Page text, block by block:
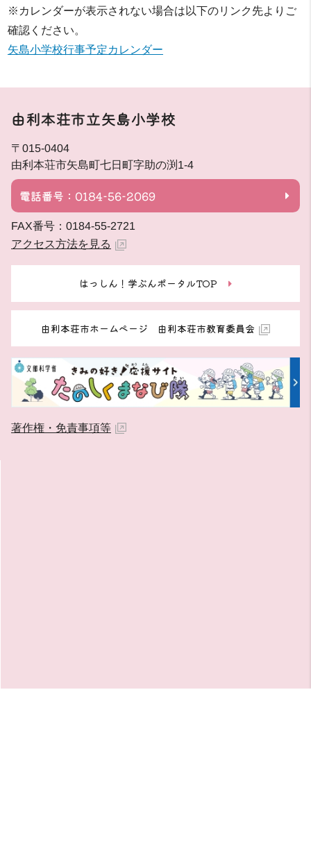
※カレンダーが表示されない場合は以下のリンク先よりご
確認ください。
矢島小学校行事予定カレンダー
由利本荘市立矢島小学校
〒015-0404
由利本荘市矢島町七日町字助の渕1-4
電話番号：0184-56-2069
FAX番号：0184-55-2721
アクセス方法を見る
はっしん！学ぶんポータルTOP
由利本荘市ホームページ 由利本荘市教育委員会
著作権・免責事項等